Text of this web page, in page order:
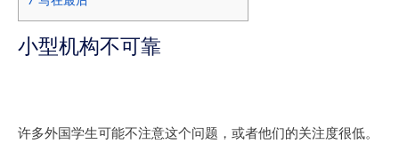
小型机构不可靠
许多外国学生可能不注意这个问题，或者他们的关注度很低。